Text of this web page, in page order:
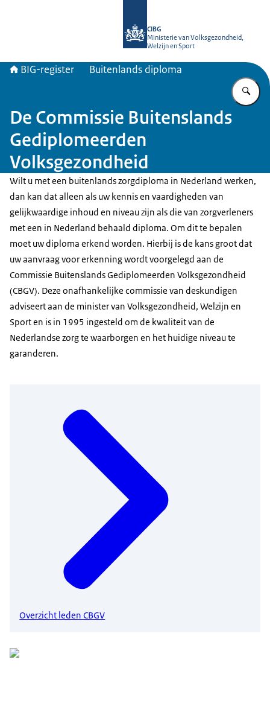
CIBG
Ministerie van Volksgezondheid,
Welzijn en Sport
BIG-register Buitenlands diploma
De Commissie Buitenslands
Gediplomeerden
Volksgezondheid
Wilt u met een buitenlands zorgdiploma in Nederland werken,
dan kan dat alleen als uw kennis en vaardigheden van
gelijkwaardige inhoud en niveau zijn als die van zorgverleners
met een in Nederland behaald diploma. Om dit te bepalen
moet uw diploma erkend worden. Hierbij is de kans groot dat
uw aanvraag voor erkenning wordt voorgelegd aan de
Commissie Buitenslands Gediplomeerden Volksgezondheid
(CBGV). Deze onafhankelijke commissie van deskundigen
adviseert aan de minister van Volksgezondheid, Welzijn en
Sport en is in 1995 ingesteld om de kwaliteit van de
Nederlandse zorg te waarborgen en het huidige niveau te
garanderen.
Overzicht leden CBGV